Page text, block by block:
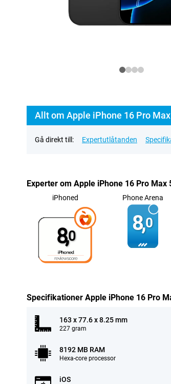
Allt om Apple iPhone 16 Pro Max
Gå direkt till: Expertutlåtanden
Experter om Apple iPhone 16 Pro Max
iPhoned
8,0
Phone Arena
8,0
Specifikationer Apple iPhone 16 Pro
163 x 77.6 x 8.25 mm
227 gram
8192 MB RAM
Hexa-core processor
iOS